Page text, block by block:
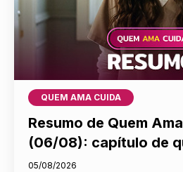
QUEM AMA CUIDA
Resumo de Quem
(06/08): capítulo de
05/08/2026